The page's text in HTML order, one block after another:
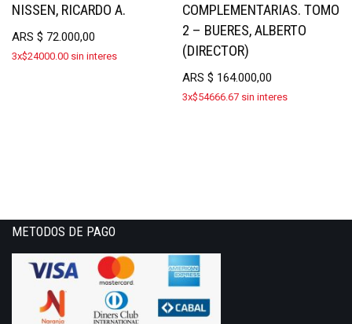
NISSEN, RICARDO A.
ARS $ 72.000,00
3x$24000.00 sin interes
COMPLEMENTARIAS. TOMO
2 – BUERES, ALBERTO
(DIRECTOR)
ARS$ 164.000,00
3x$54666.67 sin interes
METODOS DE PAGO